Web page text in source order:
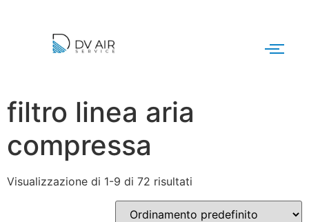
filtro linea aria
compressa
Visualizzazione di 1-9 di 72 risultati